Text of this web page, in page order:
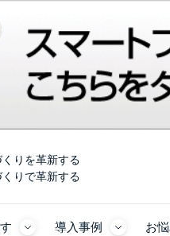
くりを革新する
くりで革新する
導入事例 お